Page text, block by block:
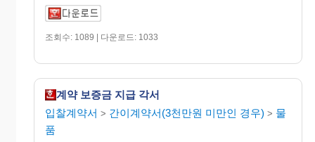
조회수: 1089 | 다운로드: 1033
계약 보증금 지급 각서
입찰계약서 > 간이계약서(3천만원 미만인 경우) > 물
품